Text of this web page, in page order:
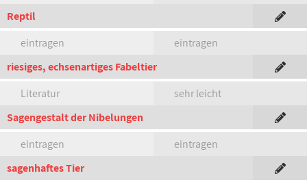
Reptil
eintragen
eintragen
riesiges, echsenartiges Fabeltier
Literatur
sehr leicht
Sagengestalt der Nibelungen
eintragen
eintragen
sagenhaftes Tier